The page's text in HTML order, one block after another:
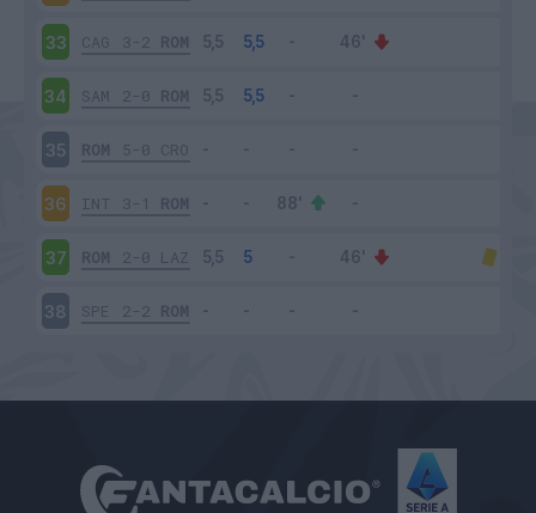
33 CAG 3-2 ROM
34 SAM 2-0 ROM
35 ROM 5-0 CRO
36 INT 3-1 ROM
37 ROM 2-0 LAZ
38 SPE 2-2 ROM